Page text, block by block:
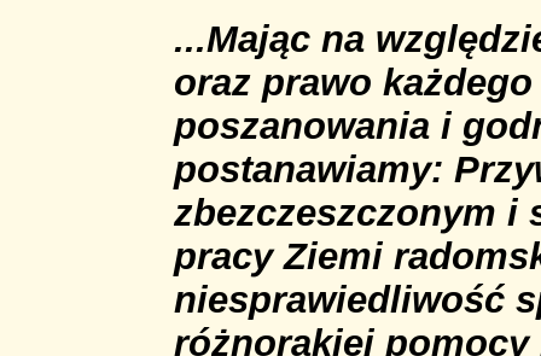
...Mając na
oraz prawo każdego
poszanowania i
postanawiamy:
zbezczeszczonym i
pracy Ziemi
niesprawiedliwość
różnorakiej pomocy